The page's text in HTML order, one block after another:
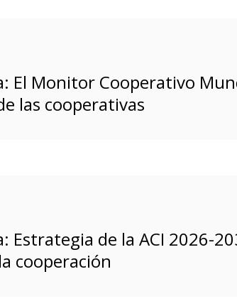
El Monitor Cooperativo
las cooperativas
Estrategia de la ACI 2026-
cooperación